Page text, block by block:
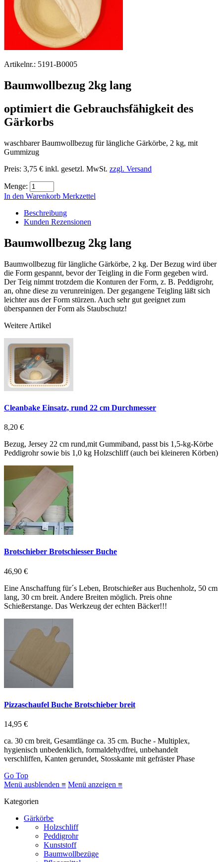
Artikelnr.: 5191-B0005
Baumwollbezug 2kg lang
optimiert die Gebrauchsfähigkeit des
Gärkorbs
waschbarer Baumwollbezug für längliche Gärkörbe, 2 kg, mit
Gummizug
Preis: 3,75 € inkl. gesetzl. MwSt. zzgl. Versand
Menge:
In den Warenkorb Merkzettel
Beschreibung
Kunden Rezensionen
Baumwollbezug 2kg lang
Baumwollbezug für längliche Gärkörbe, 2 kg. Der Bezug wird über
die Form gespannt, bevor der Teigling in die Form gegeben wird.
Der Teig nimmt trotzdem die Konturen der Form, z. B. Peddigrohr,
an, ohne diese zu verunreinigen. Der gegangene Teigling läßt sich
leichter aus der Form stürzen. Auch sehr gut geeignet zum
überspannen der Form als Staubschutz!
Weitere Artikel
Cleanbake Einsatz, rund 22 cm Durchmesser
8,20 €
Bezug, Jersey 22 cm rund,mit Gummiband, passt bis 1,5-kg-Körbe
Peddigrohr sowie bis 1,0 kg Holzschliff (auch bei kleineren Körben)
Brotschieber Brotschiesser Buche
46,90 €
Eine Anschaffung für´s Leben, Brotschießer aus Buchenholz, 50 cm
lang, 30 cm breit. Andere Breiten möglich. Preis ohne
Schießerstange. Das Werkzeug der echten Bäcker!!!
Pizzaschaufel Buche Brotschieber breit
14,95 €
ca. 30 cm breit, Gesamtlänge ca. 35 cm. Buche - Multiplex,
hygienisch unbedenklich, formaldehydfrei, unbehandelt
verschliffen, Kanten gerundet, Stosskante mit gefräster Phase
Go Top
Menü ausblenden ≡ Menü anzeigen ≡
Kategorien
Gärkörbe
Holzschliff
Peddigrohr
Kunststoff
Baumwollbezüge